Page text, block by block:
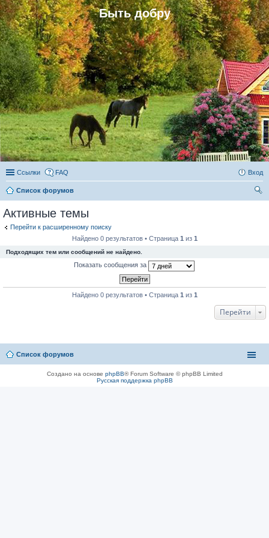
Быть добру
Ссылки FAQ Вход
Список форумов
Активные темы
Перейти к расширенному поиску
Найдено 0 результатов • Страница 1 из 1
Подходящих тем или сообщений не найдено.
Показать сообщения за
Найдено 0 результатов • Страница 1 из 1
Перейти
Список форумов
Создано на основе phpBB® Forum Software © phpBB Limited
Русская поддержка phpBB